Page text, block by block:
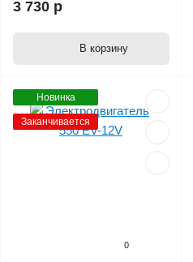
3 730 р
В корзину
Новинка
Заканчивается
0